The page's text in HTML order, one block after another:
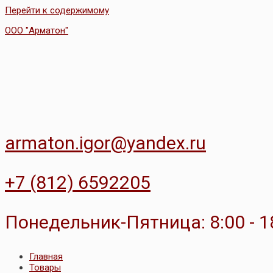
Перейти к содержимому
ООО "Арматон"
armaton.igor@yandex.ru
+7 (812) 6592205
Понедельник-Пятница: 8:00 -
Главная
Товары